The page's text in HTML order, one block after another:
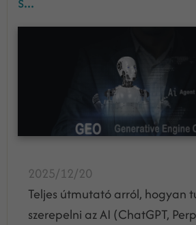
2025/12/20
Teljes útmutató arról, hogyan
szerepelni az AI (ChatGPT,